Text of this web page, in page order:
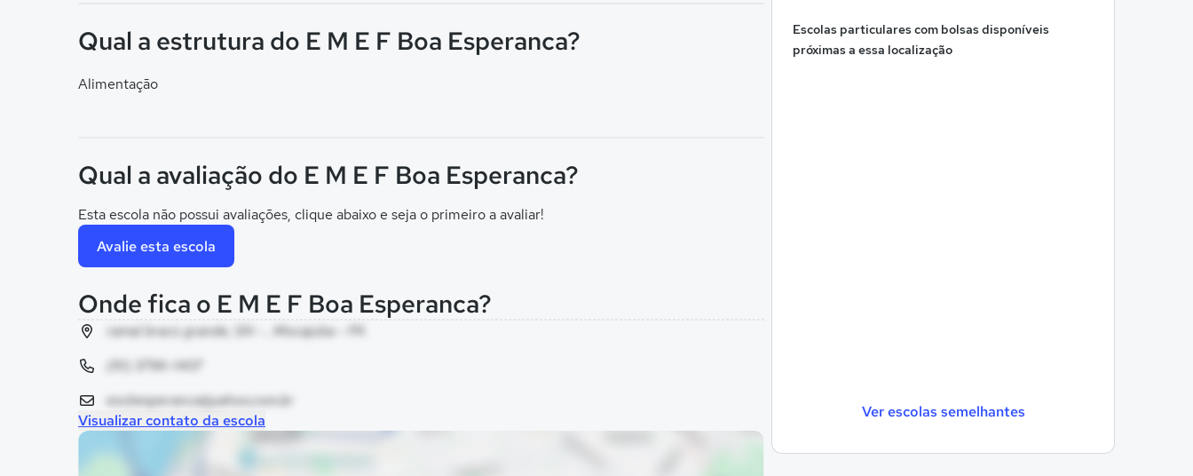
Escolas particulares com bolsas disponíveis
próximas a essa localização
Ver escolas semelhantes
Qual a estrutura do E M E F Boa Esperanca?
Alimentação
Qual a avaliação do E M E F Boa Esperanca?
Esta escola não possui avaliações, clique abaixo e seja o primeiro a avaliar!
Avalie esta escola
Onde fica o E M E F Boa Esperanca?
ramal braco grande, SN - , Mocajuba - PA
(91) 3796-1407
escbesperanca@yahoo.com.br
Visualizar contato da escola